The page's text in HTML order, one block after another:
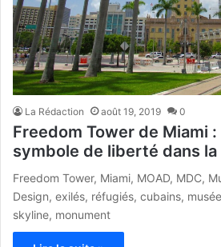
La Rédaction août 19, 2019 0
Freedom Tower de Miami
symbole de liberté dans la
Freedom Tower, Miami, MOAD, MDC,
Design, exilés, réfugiés, cubains,
skyline, monument